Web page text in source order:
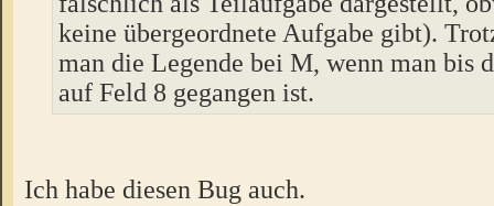
keine übergeordnete Aufgabe gibt).
man die Legende bei M, wenn man bis
auf Feld 8 gegangen ist.
Ich habe diesen Bug auch.